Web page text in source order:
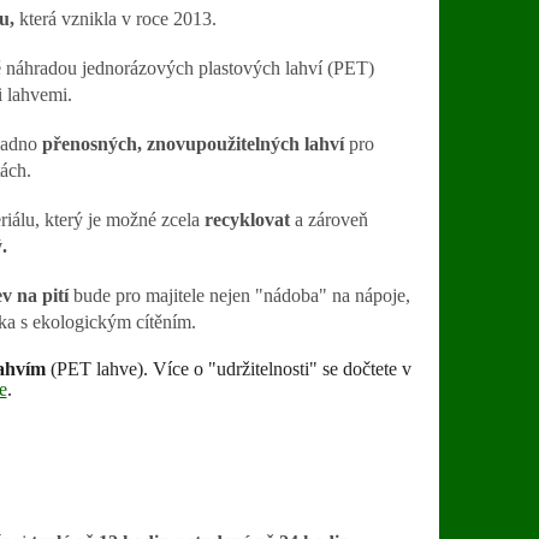
která vznikla v roce 2013.
náhradou jednorázových plastových lahví (PET)
lahvemi.
přenosných, znovupoužitelných lahvípro
který je možné zcela recyklovata zároveň
na pitíbude pro majitele nejen "nádoba" na nápoje,
s ekologickým cítěním.
(PET lahve). Více o "udržitelnosti" se dočtete v
.